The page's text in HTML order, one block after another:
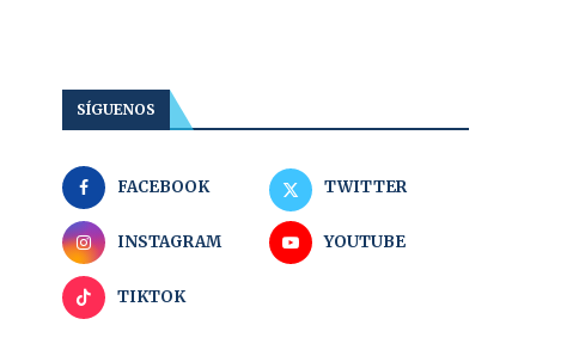
SÍGUENOS
FACEBOOK TWITTER
INSTAGRAM YOUTUBE
TIKTOK